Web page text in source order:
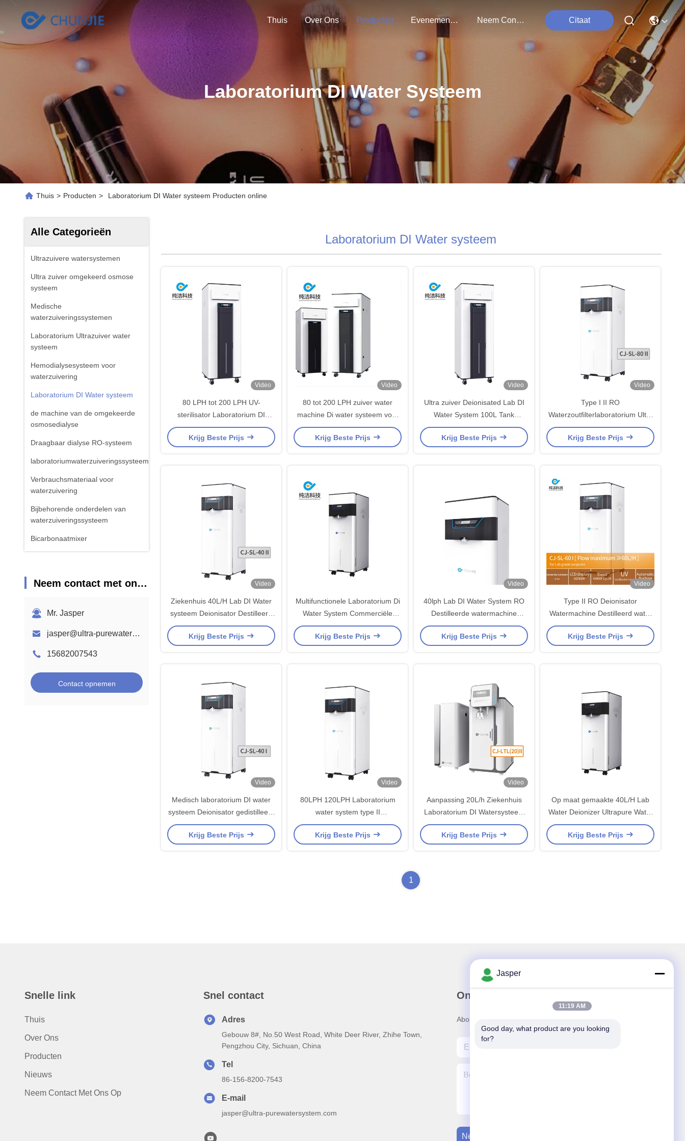
Thuis Over Ons Producten Evenementen Neem Contact Met Ons Op Citaat
Laboratorium DI Water Systeem
Thuis > Producten > Laboratorium DI Water systeem Producten online
Alle Categorieën
Ultrazuivere watersystemen
Ultra zuiver omgekeerd osmose
systeem
Medische
waterzuiveringssystemen
Laboratorium Ultrazuiver water
systeem
Hemodialysesysteem voor
waterzuivering
Laboratorium DI Water systeem
de machine van de omgekeerde
osmosedialyse
Draagbaar dialyse RO-systeem
laboratoriumwaterzuiveringssysteem
Verbrauchsmateriaal voor
waterzuivering
Bijbehorende onderdelen van
waterzuiveringssysteem
Bicarbonaatmixer
Neem contact met ons op
Mr. Jasper
jasper@ultra-purewatersystem.com
15682007543
Contact opnemen
Laboratorium DI Water systeem
Video
80 LPH tot 200 LPH UV-
sterilisator Laboratorium DI
Water Systeem Ultra Pure Ro
Water Systeem Voor Clinic
Krijg Beste Prijs
Video
80 tot 200 LPH zuiver water
machine Di water systeem voor
laboratorium inspectie afdeling
Krijg Beste Prijs
Video
Ultra zuiver Deionisated Lab DI
Water System 100L Tank
Deionisated Water Filter System
Krijg Beste Prijs
Video
Type I II RO
Waterzoutfilterlaboratorium Ultra
Pure Destilleerde UV Tank
Deionisatie zuiveringsinstallatie
Krijg Beste Prijs
Video
Ziekenhuis 40L/H Lab DI Water
systeem Deionisator Destilleerd
water machine
Krijg Beste Prijs
Multifunctionele Laboratorium Di
Water System Commerciële
drinkwaterfiltermachine 20 tot
40L/H
Krijg Beste Prijs
Video
40lph Lab DI Water System RO
Destilleerde watermachine
Commercieel voor onderzoek
Krijg Beste Prijs
Video
Type II RO Deionisator
Watermachine Destilleerd water
maken Di Water Systemen voor
laboratoria 60L/H
Krijg Beste Prijs
Video
Medisch laboratorium DI water
systeem Deionisator gedistilleerd
water maker machine 100W
Krijg Beste Prijs
Video
80LPH 120LPH Laboratorium
water system type II
Laboratorium water deionisator
machine
Krijg Beste Prijs
Video
Aanpassing 20L/h Ziekenhuis
Laboratorium DI Watersysteem
TOC Laboratorium Water
Deionisator DI Type
Krijg Beste Prijs
Op maat gemaakte 40L/H Lab
Water Deionizer Ultrapure Water
Machine
Krijg Beste Prijs
1
Snelle link
Thuis
Over Ons
Producten
Nieuws
Neem Contact Met Ons Op
Snel contact
Adres
Gebouw 8#, No.50 West Road, White Deer River, Zhihe Town,
Pengzhou City, Sichuan, China
Tel
86-156-8200-7543
E-mail
jasper@ultra-purewatersystem.com
Onze nieuwsbrief
Abonneer u op onze nieuwsbrief voor kortingen en meer.
Neem Contact Met Ons Op
Jasper
11:19 AM
Good day, what product are you looking
for?